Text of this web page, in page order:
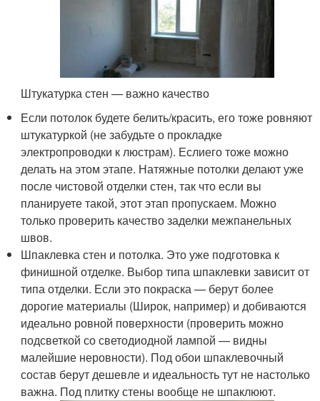
Штукатурка стен — важно качество
Если потолок будете белить/красить, его тоже ровняют
штукатуркой (не забудьте о прокладке
электропроводки к люстрам). Еслиего тоже можно
делать на этом этапе. Натяжные потолки делают уже
после чистовой отделки стен, так что если вы
планируете такой, этот этап пропускаем. Можно
только проверить качество заделки межпанельных
швов.
Шпаклевка стен и потолка. Это уже подготовка к
финишной отделке. Выбор типа шпаклевки зависит от
типа отделки. Если это покраска — берут более
дорогие материалы (Широк, например) и добиваются
идеально ровной поверхности (проверить можно
подсветкой со светодиодной лампой — видны
малейшие неровности). Под обои шпаклевочный
состав берут дешевле и идеальность тут не настолько
важна. Под плитку стены вообще не шпаклюют.